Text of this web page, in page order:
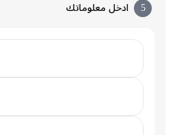
ادخل معلوماتك